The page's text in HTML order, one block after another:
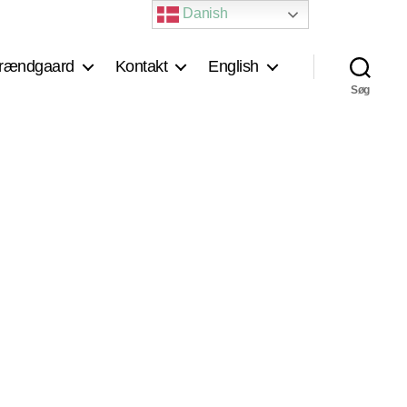
Kontakt English
Søg
Danish